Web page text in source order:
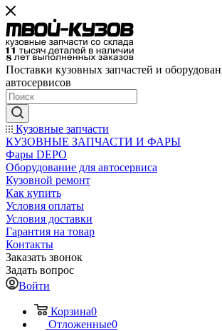
Поставки кузовных запчастей и
автосервисов
Кузовные запчасти
КУЗОВНЫЕ ЗАПЧАСТИ И ФАРЫ
Фары DEPO
Оборудование для автосервиса
Кузовной ремонт
Как купить
Условия оплаты
Условия доставки
Гарантия на товар
Контакты
Заказать звонок
Задать вопрос
Войти
Корзина0
Отложенные0